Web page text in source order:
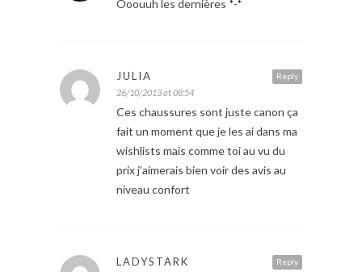
Ooouuh les dernières *-*
Reply
JULIA
26/10/2013 at 08:54
Ces chaussures sont juste canon ça
fait un moment que je les ai dans ma
wishlists mais comme toi au vu du
prix j’aimerais bien voir des avis au
niveau confort
Reply
LADYSTARK